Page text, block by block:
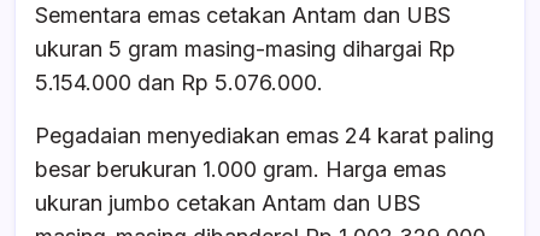
Sementara emas cetakan Antam dan UBS
ukuran 5 gram masing-masing dihargai Rp
5.154.000 dan Rp 5.076.000.
Pegadaian menyediakan emas 24 karat paling
besar berukuran 1.000 gram. Harga emas
ukuran jumbo cetakan Antam dan UBS